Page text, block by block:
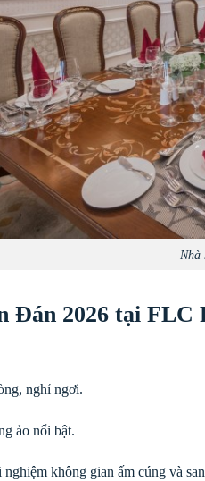
Nhà
Đán 2026 tại FLC
nghỉ ngơi.
ảo nổi bật.
không gian ấm cúng và